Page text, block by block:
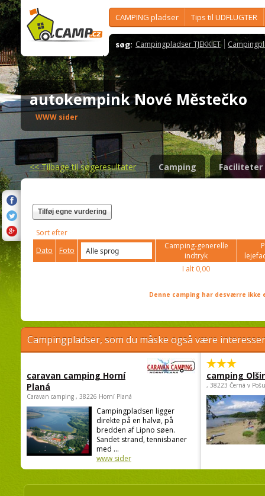
CAMPING pladser Tips til UDFLUGTER
søg: Campingpladser TJEKKIET
autokempink Nové Městečko
WWW sider
<<Tilbage til søgeresultater Camping Faciliteter
Tilføj egne vurdering
Sort efter
Dato
Foto
Camping-generelle
indtryk
I alt 0,00
Denne camping har desværre
Campingpladser, som du måske også være
caravan camping Horní
Planá
Caravan camping , 38226 Horní Planá
Campingpladsen ligger
direkte på en halvø, på
bredden af Lipno søen.
Sandet strand, tennisbaner
med ...
www sider
camping
, 38223 Černá v